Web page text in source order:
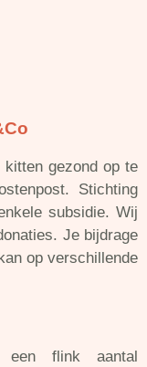
gezond op te
Stichting
subsidie. Wij
Je bijdrage
op verschillende
flink aantal